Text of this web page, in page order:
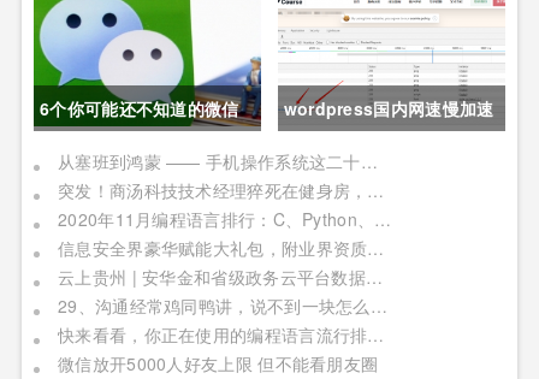
站敬请期待！
举办
6个你可能还不知道的微信
冷知识，每一个都令人相见
恨晚
wordpress国内网速慢加速
及防DDOS攻击快速CF切换
教程
从塞班到鸿蒙 —— 手机操作系统这二十年历程
突发！商汤科技技术经理猝死在健身房，网友：996福报何时是个头
2020年11月编程语言排行：C、Python、Java
信息安全界豪华赋能大礼包，附业界资质证书备考指南！
云上贵州 | 安华金和省级政务云平台数据安全实践
29、沟通经常鸡同鸭讲，说不到一块怎么办？
快来看看，你正在使用的编程语言流行排行榜！别被时代淘汰了
微信放开5000人好友上限 但不能看朋友圈